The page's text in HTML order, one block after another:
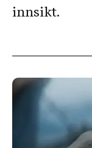
innsikt.